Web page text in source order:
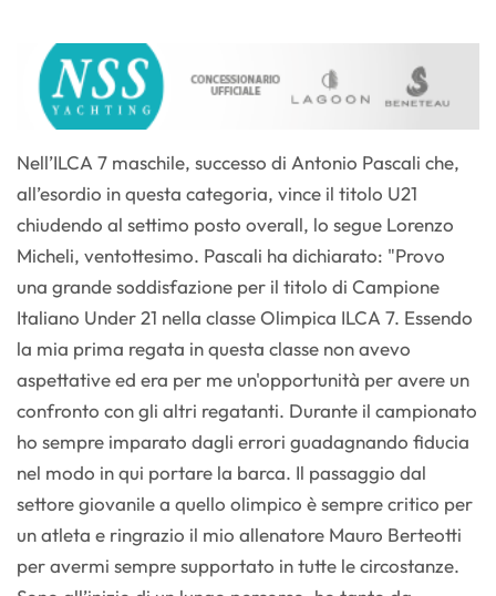
Nell’ILCA 7 maschile, successo di Antonio Pascali che,
all’esordio in questa categoria, vince il titolo U21
chiudendo al settimo posto overall, lo segue Lorenzo
Micheli, ventottesimo. Pascali ha dichiarato: "Provo
una grande soddisfazione per il titolo di Campione
Italiano Under 21 nella classe Olimpica ILCA 7. Essendo
la mia prima regata in questa classe non avevo
aspettative ed era per me un'opportunità per avere un
confronto con gli altri regatanti. Durante il campionato
ho sempre imparato dagli errori guadagnando fiducia
nel modo in qui portare la barca. Il passaggio dal
settore giovanile a quello olimpico è sempre critico per
un atleta e ringrazio il mio allenatore Mauro Berteotti
per avermi sempre supportato in tutte le circostanze.